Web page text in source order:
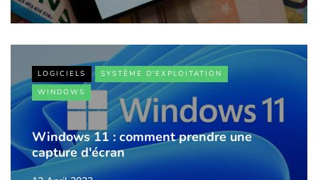
LOGICIELS
SYSTÈME D'EXPLOITATION
WINDOWS
Windows 11 : comment prendre une
capture d'écran